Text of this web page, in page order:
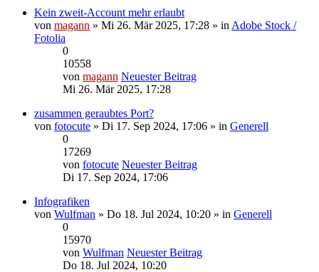
Kein zweit-Account mehr erlaubt
von magann » Mi 26. Mär 2025, 17:28 » in Adobe Stock /
Fotolia
0
10558
von magann Neuester Beitrag
Mi 26. Mär 2025, 17:28
zusammen geraubtes Port?
von fotocute » Di 17. Sep 2024, 17:06 » in Generell
0
17269
von fotocute Neuester Beitrag
Di 17. Sep 2024, 17:06
Infografiken
von Wulfman » Do 18. Jul 2024, 10:20 » in Generell
0
15970
von Wulfman Neuester Beitrag
Do 18. Jul 2024, 10:20